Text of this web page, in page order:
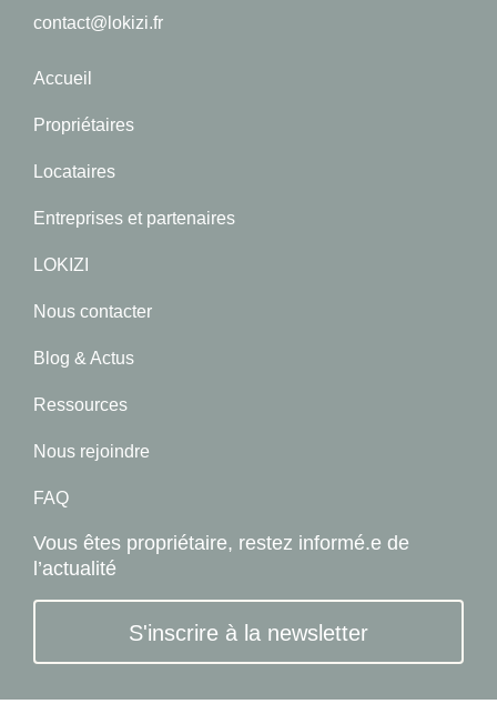
contact@lokizi.fr
Accueil
Propriétaires
Locataires
Entreprises et partenaires
LOKIZI
Nous contacter
Blog & Actus
Ressources
Nous rejoindre
FAQ
Vous êtes propriétaire, restez informé.e de
l’actualité
S'inscrire à la newsletter